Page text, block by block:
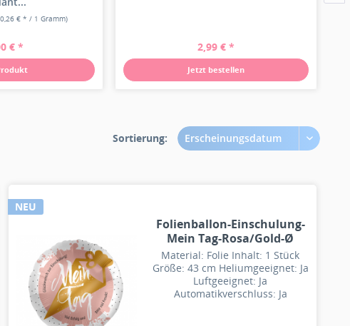
€ * / 1 Gramm)
€ * 2,99 € *
Jetzt bestellen
Sortierung: Erscheinungsdatum
NEU
Folienballon-Einschulung-
Mein Tag-Rosa/Gold-Ø
43cm
Material: Folie Inhalt: 1 Stück
Größe: 43 cm Heliumgeeignet: Ja
Luftgeeignet: Ja
Automatikverschluss: Ja